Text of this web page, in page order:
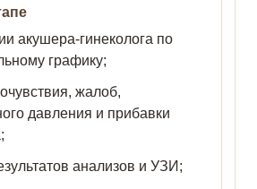
акушера-гинеколога по
графику;
жалоб,
давления и прибавки
анализов и УЗИ;